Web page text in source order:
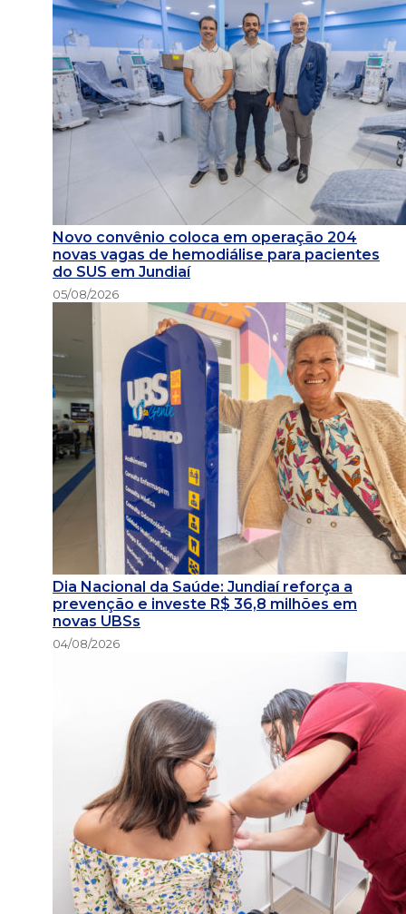
Novo convênio coloca em operação 204
novas vagas de hemodiálise para pacientes
do SUS em Jundiaí
05/08/2026
Dia Nacional da Saúde: Jundiaí reforça a
prevenção e investe R$ 36,8 milhões em
novas UBSs
04/08/2026